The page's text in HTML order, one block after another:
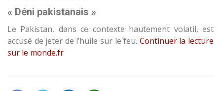
« Déni pakistanais »
Le Pakistan, dans ce contexte hautement volatil, est
accusé de jeter de l’huile sur le feu. Continuer la lecture
sur le monde.fr